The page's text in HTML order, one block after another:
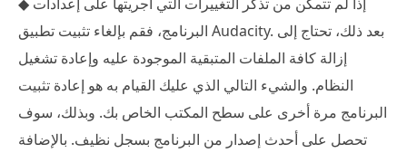
البرنامج، فقم بإلغاء تثبيت تطبيق Audacity. بعد ذلك، تحتاج إلى
إزالة كافة الملفات المتبقية الموجودة عليه وإعادة تشغيل
النظام. والشيء التالي الذي عليك القيام به هو إعادة تثبيت
البرنامج مرة أخرى على سطح المكتب الخاص بك. وبذلك، سوف
تحصل على أحدث إصدار من البرنامج بسجل نظيف. بالإضافة